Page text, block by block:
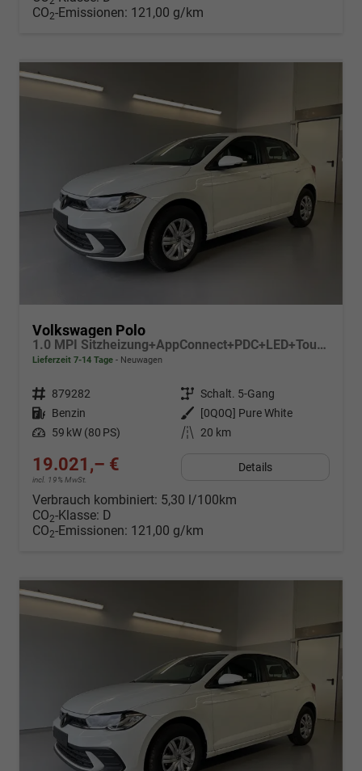
CO2-Emissionen: 121,00 g/km
Volkswagen Polo
1.0 MPI Sitzheizung+AppConnect+PDC+LED+Touch+Lichtsensor+MultiLenkrad
Lieferzeit 7-14 Tage Neuwagen
Fahrzeugnr. 879282 Getriebe Schalt. 5-Gang
Kraftstoff Benzin Außenfarbe
[0Q0Q] Pure White
Leistung 59 kW (80 PS) Kilometerstand 20 km
19.021,– €
incl. 19% MwSt.
Details
Verbrauch kombiniert: 5,30 l/100km
CO2-Klasse: D
CO2-Emissionen: 121,00 g/km